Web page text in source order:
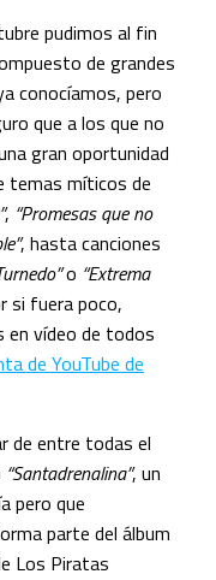
pudimos al fin
de grandes
conocíamos, pero
que a los que no
gran oportunidad
temas míticos de
, “Promesas que no
, hasta canciones
o “Extrema
si fuera poco,
en vídeo de todos
de YouTube de
de entre todas el
“Santadrenalina”, un
pero que
parte del álbum
Los Piratas